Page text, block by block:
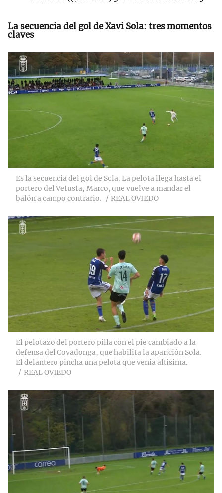
La secuencia del gol de Xavi Sola: tres momentos
claves
Es la secuencia del gol de Sola. La pelota llega hasta el
portero del Vetusta, Marco, que vuelve a mandar el
balón a campo contrario.
REAL OVIEDO
El pelotazo del portero pilla con el pie cambiado a la
defensa del Covadonga, que habilita la aparición Sola.
El delantero pincha una pelota que venía altísima.
REAL OVIEDO